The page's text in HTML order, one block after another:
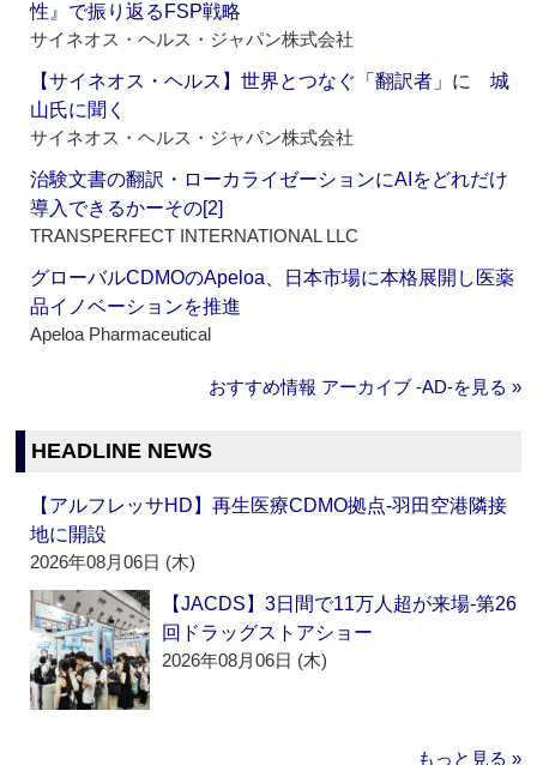
性』で振り返るFSP戦略
サイネオス・ヘルス・ジャパン株式会社
【サイネオス・ヘルス】世界とつなぐ「翻訳者」に 城
山氏に聞く
サイネオス・ヘルス・ジャパン株式会社
治験文書の翻訳・ローカライゼーションにAIをどれだけ
導入できるかーその[2]
TRANSPERFECT INTERNATIONAL LLC
グローバルCDMOのApeloa、日本市場に本格展開し医薬
品イノベーションを推進
Apeloa Pharmaceutical
おすすめ情報 アーカイブ ‐AD‐を見る »
HEADLINE NEWS
【アルフレッサHD】再生医療CDMO拠点‐羽田空港隣接
地に開設
2026年08月06日 (木)
【JACDS】3日間で11万人超が来場‐第26
回ドラッグストアショー
2026年08月06日 (木)
もっと見る »